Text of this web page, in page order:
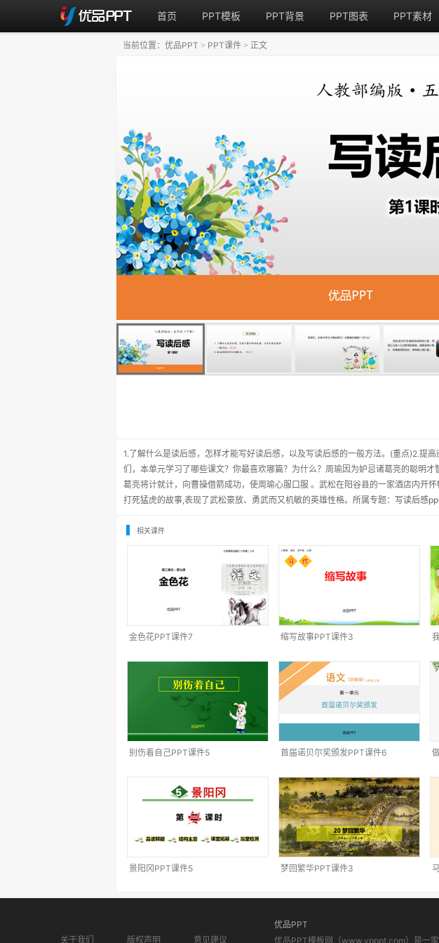
首页 PPT模板 PPT背景 PPT图表 PPT素材
1.了解什么是读后感，怎样才能写好读后感，以及写读后感的一般方法。(重点)2.提
们，本单元学习了哪些课文？你最喜欢哪篇？为什么？周瑜因为妒忌诸葛亮的聪明
葛亮将计就计，向曹操借箭成功，使周瑜心服口服 。武松在阳谷县的一家酒店内开
打死猛虎的故事,表现了武松豪放、勇武而又机敏的英雄性格。所属专题： 写读后感
当前位置： 优品PPT > PPT课件 > 正文
相关课件
金色花PPT课件7 缩写故事PPT课件3
别伤着自己PPT课件5 首届诺贝尔奖颁发PPT课件6
景阳冈PPT课件5 梦回繁华PPT课件3
关于我们 版权声明 意见建议
优品PPT
优品PPT模板网（www.ypppt.com）是一